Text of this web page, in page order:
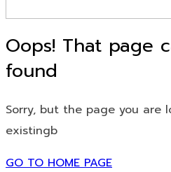
Oops! That page
found
Sorry, but the page you are
existingb
GO TO HOME PAGE